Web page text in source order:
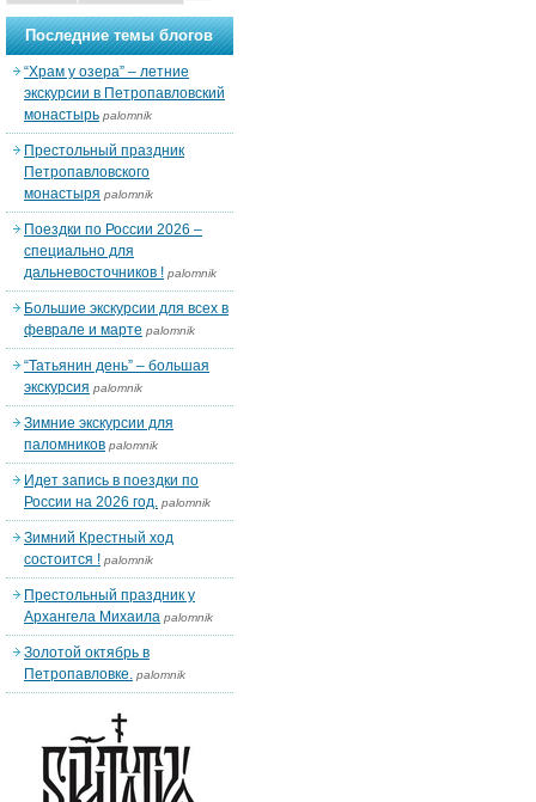
Последние темы блогов
“Храм у озера” – летние
экскурсии в Петропавловский
монастырь palomnik
Престольный праздник
Петропавловского
монастыря palomnik
Поездки по России 2026 –
специально для
дальневосточников ! palomnik
Большие экскурсии для всех в
феврале и марте palomnik
“Татьянин день” – большая
экскурсия palomnik
Зимние экскурсии для
паломников palomnik
Идет запись в поездки по
России на 2026 год. palomnik
Зимний Крестный ход
состоится ! palomnik
Престольный праздник у
Архангела Михаила palomnik
Золотой октябрь в
Петропавловке. palomnik